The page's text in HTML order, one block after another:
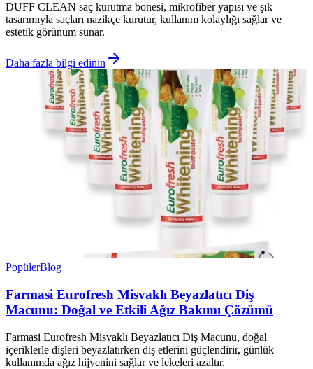
DUFF CLEAN saç kurutma bonesi, mikrofiber yapısı ve şık
tasarımıyla saçları nazikçe kurutur, kullanım kolaylığı sağlar ve
estetik görünüm sunar.
Daha fazla bilgi edinin
PopülerBlog
Farmasi Eurofresh Misvaklı Beyazlatıcı Diş
Macunu: Doğal ve Etkili Ağız Bakımı Çözümü
Farmasi Eurofresh Misvaklı Beyazlatıcı Diş Macunu, doğal
içeriklerle dişleri beyazlatırken diş etlerini güçlendirir, günlük
kullanımda ağız hijyenini sağlar ve lekeleri azaltır.